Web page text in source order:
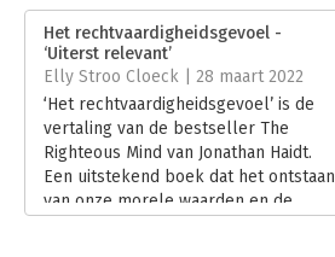
BRAAKSMA, NPO DE OCHTEND VAN 4
Uitgever:
Ten Have
Verschijningsdatum:
26-1-2021
Hoofdrubriek: Filosofie
Het rechtvaardigheidsgevoel -
‘Uiterst relevant’
Elly Stroo Cloeck | 28 maart 2022
‘Het rechtvaardigheidsgevoel’ is de
vertaling van de bestseller The
Righteous Mind van Jonathan Haidt.
Een uitstekend boek dat het ontstaan
van onze morele waarden en de